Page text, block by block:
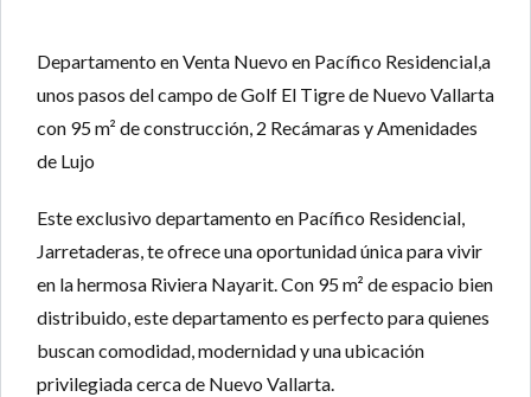
Departamento en Venta Nuevo en Pacífico Residencial,a
unos pasos del campo de Golf El Tigre de Nuevo Vallarta
con 95 m² de construcción, 2 Recámaras y Amenidades
de Lujo
Este exclusivo departamento en Pacífico Residencial,
Jarretaderas, te ofrece una oportunidad única para vivir
en la hermosa Riviera Nayarit. Con 95 m² de espacio bien
distribuido, este departamento es perfecto para quienes
buscan comodidad, modernidad y una ubicación
privilegiada cerca de Nuevo Vallarta.